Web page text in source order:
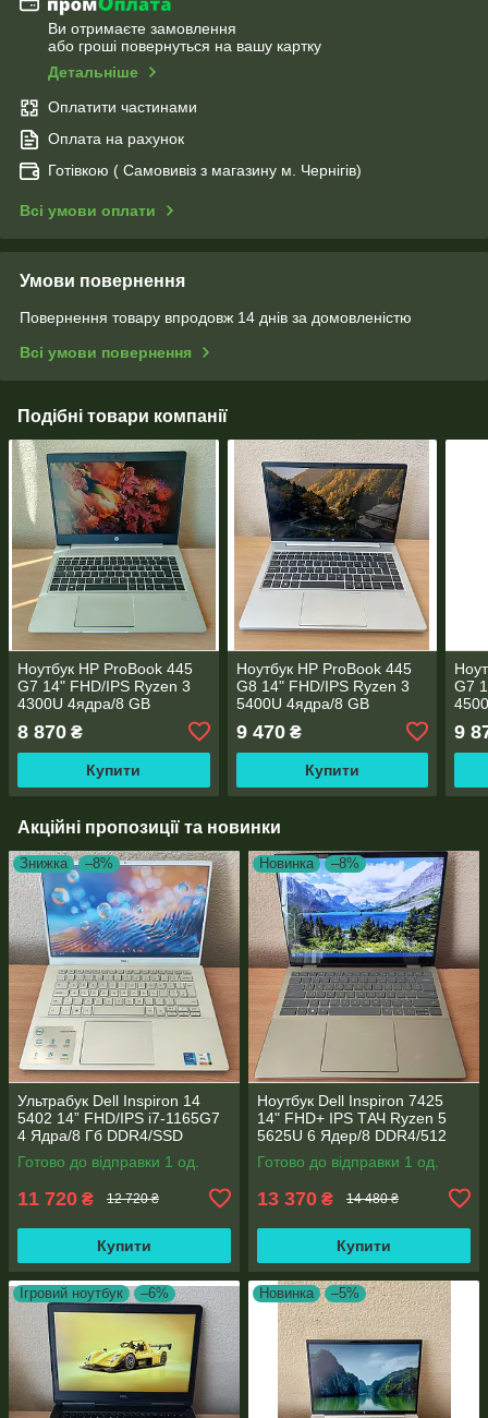
Ви отримаєте замовлення
або гроші повернуться на вашу картку
Детальніше
Оплатити частинами
Оплата на рахунок
Готівкою ( Самовивіз з магазину м. Чернігів)
Всі умови оплати
Умови повернення
Повернення товару впродовж 14 днів за домовленістю
Всі умови повернення
Подібні товари компанії
Ноутбук HP ProBook 445
G7 14" FHD/IPS Ryzen 3
4300U 4ядра/8 GB
M.2/AMD Radeon RX Vega
5/WebCam
8 870 ₴
Купити
Ноутбук HP ProBook 445
G8 14" FHD/IPS Ryzen 3
5400U 4ядра/8 GB
M.2/AMD Radeon RX Vega
6/WebCam
9 470₴
Купити
G7
6/
9
Акційні пропозиції та новинки
Знижка –8%
Ультрабук Dell Inspiron 14
5402 14” FHD/IPS i7-1165G7
4 Ядра/8 Гб DDR4/SSD
512Gb/ Intel Iris Xe Graphics
Готово до відправки 1 од.
11 720 ₴ 12 720 ₴
Купити
Новинка –8%
Ноутбук Dell Inspiron 7425
14" FHD+ IPS TАЧ Ryzen 5
5625U 6 Ядер/8 DDR4/512
SSD M.2/Radeon RX Vega
7/Type-C PD
Готово до відправки 1 од.
13 370 ₴ 14 480 ₴
Купити
Ігровий ноутбук –6% Новинка –5%